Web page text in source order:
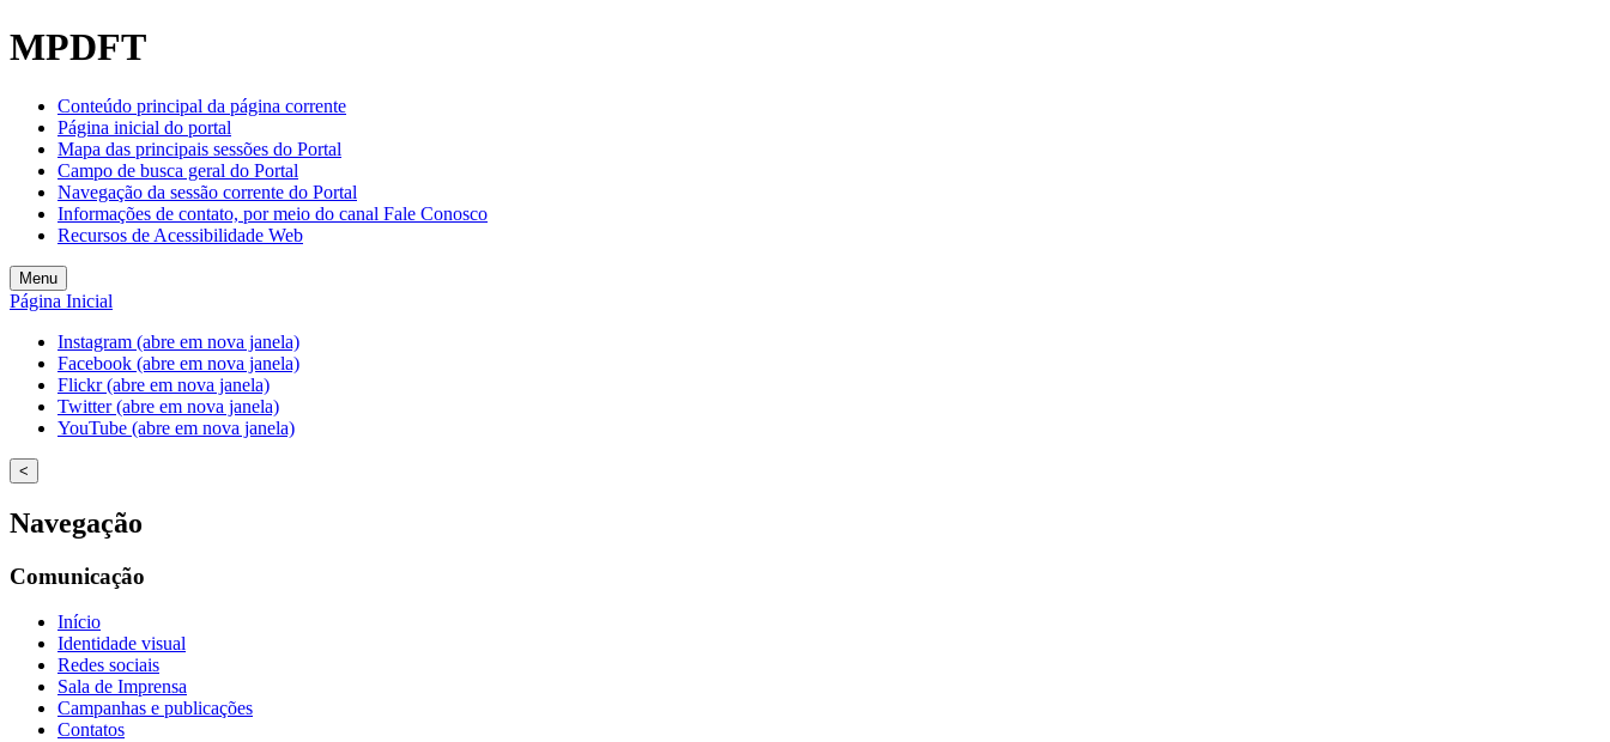
MPDFT
Conteúdo principal da página corrente
Página inicial do portal
Mapa das principais sessões do Portal
Campo de busca geral do Portal
Navegação da sessão corrente do Portal
Informações de contato, por meio do canal Fale Conosco
Recursos de Acessibilidade Web
Menu
Página Inicial
Instagram (abre em nova janela)
Facebook (abre em nova janela)
Flickr (abre em nova janela)
Twitter (abre em nova janela)
YouTube (abre em nova janela)
<
Navegação
Comunicação
Início
Identidade visual
Redes sociais
Sala de Imprensa
Campanhas e publicações
Contatos